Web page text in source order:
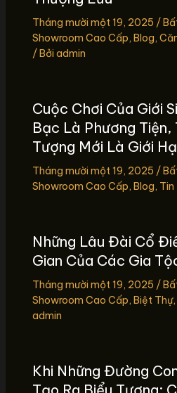
Tháng mười một 19, 2025 /
Showroom Cao Cấp, Blog,
/ Bởi admin
Cuộc Chơi Của Giới
Bạc Là Phương Tiện,
Tượng Mới Là Giới
Tháng mười một 19, 2025 /
Showroom Cao Cấp, Blog, Tin
Những Lâu Đài Cổ
Gian Của Các Gia
Tháng mười một 19, 2025 /
Showroom Cao Cấp, Biệt Thự,
admin
Khi Những Đường